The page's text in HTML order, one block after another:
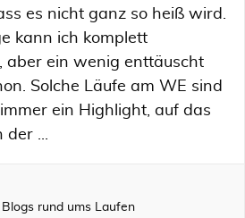
es nicht ganz so heiß wird.
kann ich komplett
aber ein wenig enttäuscht
Solche Läufe am WE sind
ein Highlight, auf das
der ...
Blogs rund ums Laufen